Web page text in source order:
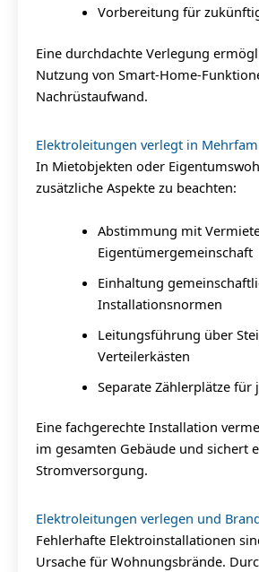
Vorbereitung für
Eine durchdachte Verlegung
Nutzung von Smart-Home-
Nachrüstaufwand.
Elektroleitungen verlegt in
In Mietobjekten oder
zusätzliche Aspekte zu beachten:
Abstimmung mit
Eigentümergemeinschaft
Einhaltung
Installationsnormen
Leitungsführung über
Verteilerkästen
Separate Zählerplätze für
Eine fachgerechte Installation
im gesamten Gebäude und sichert
Stromversorgung.
Elektroleitungen verlegen und
Fehlerhafte Elektroinstallationen
Ursache für Wohnungsbrände.